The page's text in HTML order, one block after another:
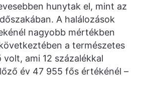
hunytak el, mint az
A halálozások
nagyobb mértékben
a természetes
ami 12 százalékkal
év 47 955 fős értékénél –